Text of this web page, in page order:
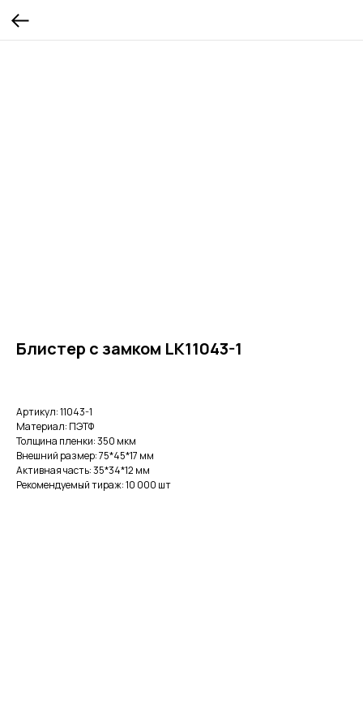
Блистер с замком LK11043-1
Артикул: 11043-1
Материал: ПЭТФ
Толщина пленки: 350 мкм
Внешний размер: 75*45*17 мм
Активная часть: 35*34*12 мм
Рекомендуемый тираж: 10 000 шт